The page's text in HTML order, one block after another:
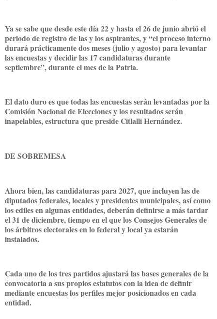
Ya se sabe que desde este día 22 y hasta el 26 de junio abrió el
periodo de registro de las y los aspirantes, y “el proceso interno
durará prácticamente dos meses (julio y agosto) para levantar
las encuestas y decidir las 17 candidaturas durante
septiembre”, durante el mes de la Patria.
El dato duro es que todas las encuestas serán levantadas por la
Comisión Nacional de Elecciones y los resultados serán
inapelables, estructura que preside Citlalli Hernández.
DE SOBREMESA
Ahora bien, las candidaturas para 2027, que incluyen las de
diputados federales, locales y presidentes municipales, así como
los ediles en algunas entidades, deberán definirse a más tardar
el 31 de diciembre, tiempo en el que los Consejos Generales de
los árbitros electorales en lo federal y local ya estarán
instalados.
Cada uno de los tres partidos ajustará las bases generales de la
convocatoria a sus propios estatutos con la idea de definir
mediante encuestas los perfiles mejor posicionados en cada
entidad.